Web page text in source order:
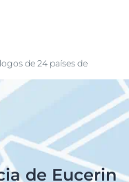
de 24 países de
de Eucerin